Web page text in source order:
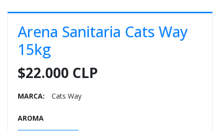
Arena Sanitaria Cats Way
15kg
$22.000 CLP
MARCA: Cats Way
AROMA